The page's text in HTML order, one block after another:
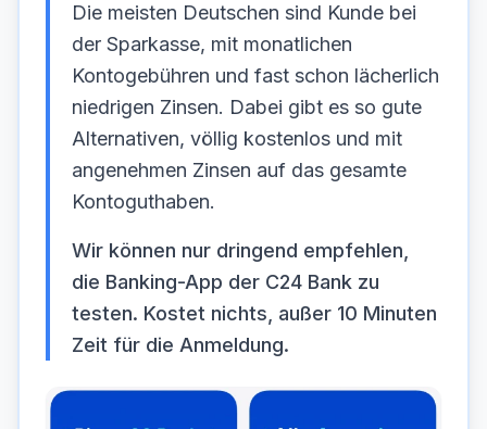
Die meisten Deutschen sind Kunde bei
der Sparkasse, mit monatlichen
Kontogebühren und fast schon lächerlich
niedrigen Zinsen. Dabei gibt es so gute
Alternativen, völlig kostenlos und mit
angenehmen Zinsen auf das gesamte
Kontoguthaben.
Wir können nur dringend empfehlen,
die Banking-App der C24 Bank zu
testen. Kostet nichts, außer 10 Minuten
Zeit für die Anmeldung.